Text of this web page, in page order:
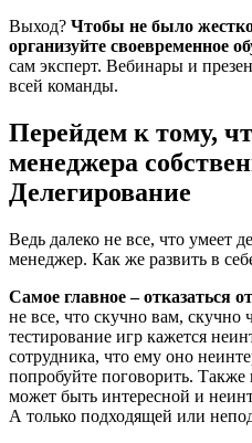
Выход? Чтобы не было
организуйте своевременное
сам эксперт. Вебинары и
всей команды.
Перейдем к тому,
менеджера
Делегирование
Ведь далеко не все, что умеет
менеджер. Как же развить в
Самое главное – отказаться
не все, что скучно вам,
тестирование игр кажется
сотрудника, что ему оно
попробуйте поговорить. Также
может быть интересной и
А только подходящей или